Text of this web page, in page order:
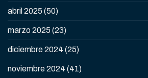
abril 2025 (50)
marzo 2025 (23)
diciembre 2024 (25)
noviembre 2024 (41)